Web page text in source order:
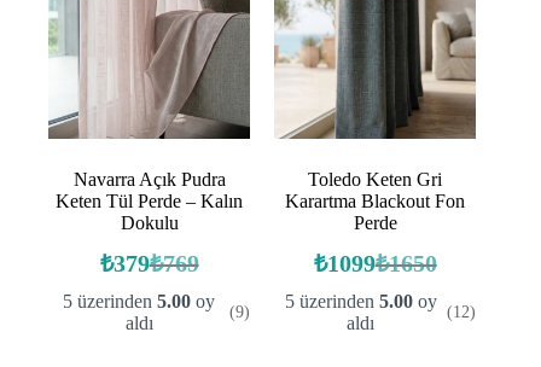
Navarra Açık Pudra
Keten Tül Perde – Kalın
Dokulu
₺769
Orijinal
fiyat:
₺769.
₺379Şu
andaki
fiyat:
5 üzerinden5.00 oy
aldı
(9)
Toledo Keten Gri
Karartma Blackout Fon
Perde
₺1650
Orijinal
fiyat:
₺1650.
₺1099Şu
andaki
fiyat:
5 üzerinden 5.00oy
aldı
(12)